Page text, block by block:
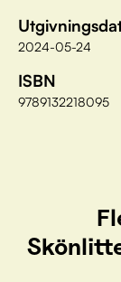
2024-05-24
ISBN
9789132218095